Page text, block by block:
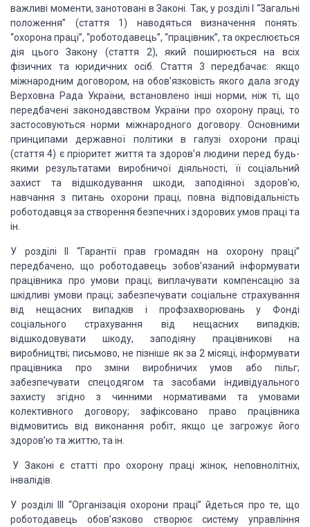
важливі моменти, занотовані в Законі. Так, у розділі І “Загальні
положення” (стаття 1) наводяться визначення понять:
“охорона праці”, “роботодавець”, “працівник”, та окреслюється
дія цього Закону (стаття 2), який поширюється на всіх
фізичних та юридичних осіб. Стаття 3 передбачає: якщо
міжнародним договором, на обов’язковість якого дала згоду
Верховна Рада України, встановлено інші норми, ніж ті, що
передбачені законодавством України про охорону праці, то
застосовуються норми міжнародного договору. Основними
принципами державної політики в галузі охорони праці
(стаття 4) є пріоритет життя та здоров’я людини перед будь-
якими результатами виробничої діяльності, її соціальний
захист та відшкодування шкоди, заподіяної здоров’ю,
навчання з питань охорони праці, повна відповідальність
роботодавця за створення безпечних і здорових умов праці та
ін.
У розділі II “Гарантії прав громадян на охорону праці”
передбачено, що роботодавець зобов’язаний інформувати
працівника про умови праці; виплачувати компенсацію за
шкідливі умови праці; забезпечувати соціальне страхування
від нещасних випадків і профзахворювань у Фонді
соціального страхування від нещасних випадків;
відшкодовувати шкоду, заподіяну працівникові на
виробництві; письмово, не пізніше як за 2 місяці, інформувати
працівника про зміни виробничих умов або пільг;
забезпечувати спецодягом та засобами індивідуального
захисту згідно з чинними нормативами та умовами
колективного договору; зафіксовано право працівника
відмовитись від виконання робіт, якщо це загрожує його
здоров’ю та життю, та ін.
У Законі є статті про охорону праці жінок, неповнолітніх,
інвалідів.
У розділі III “Організація охорони праці” йдеться про те, що
роботодавець обов’язково створює систему управління